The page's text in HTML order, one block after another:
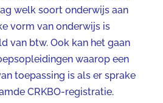
welk soort onderwijs aan
vorm van onderwijs is
van btw. Ook kan het gaan
waarop een
toepassing is als er sprake
CRKBO-registratie.